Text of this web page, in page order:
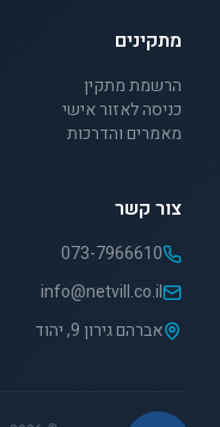
מתקינים
הרשמת מתקין
כניסה לאזור אישי
מאמרים והדרכות
צור קשר
073-7966610
info@netvill.co.il
אברהם גירון 9, יהוד